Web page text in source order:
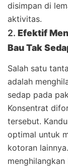
disimpan di
aktivitas.
2. Efektif
Bau Tak
Salah satu
adalah
sedap pada
Konsentrat
tersebut.
optimal untuk
kotoran